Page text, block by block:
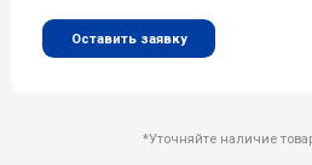
+7 (800) 200-74-93
Лучшие условия